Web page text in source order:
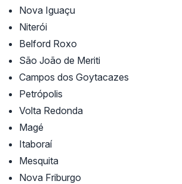
Nova Iguaçu
Niterói
Belford Roxo
São João de Meriti
Campos dos Goytacazes
Petrópolis
Volta Redonda
Magé
Itaboraí
Mesquita
Nova Friburgo